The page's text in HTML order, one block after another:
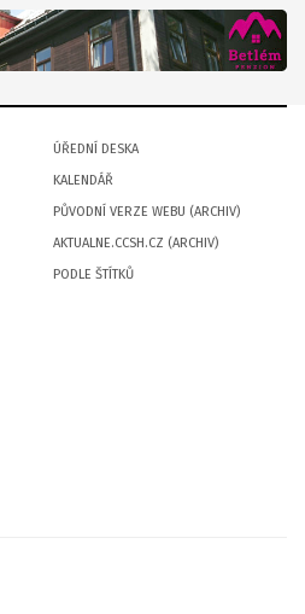
ÚŘEDNÍ DESKA
KALENDÁŘ
PŮVODNÍ VERZE WEBU (ARCHIV)
AKTUALNE.CCSH.CZ (ARCHIV)
PODLE ŠTÍTKŮ